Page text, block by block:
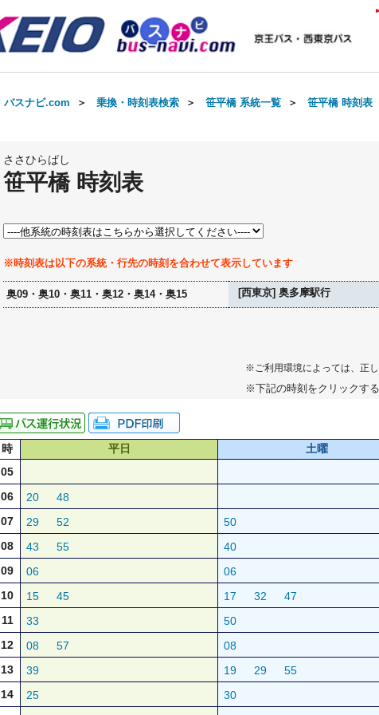
バスナビ.com ＞ 乗換・時刻表検索 ＞ 笹平橋 系統一覧 ＞ 笹平橋 時刻表
ささひらばし
笹平橋 時刻表
※時刻表は以下の系統・行先の時刻を合わせて表示しています
奥09・奥10・奥11・奥12・奥14・奥15 [西東京] 奥多摩駅行
※ご利用環境によっては、正
※下記の時刻をクリックす
時 平日 土曜
05
06
20
48
07
29 52 50
08
43 55 40
09
06 06
10
15 45 17 32 47
11
33 50
12
08 57 08
13
39 19 29 55
14
25 30